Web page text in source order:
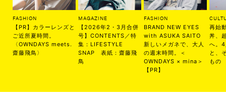
FASHION
【PR】カラーレンズと
ご近所夏時間。
〈OWNDAYS meets.
齋藤飛鳥〉
MAGAZINE
【2026年2・3月合併
号】CONTENTS／特
集：LIFESTYLE
SNAP 表紙：齋藤飛
鳥
FASHION
BRAND NEW EYES
with ASUKA SAITO
新しいメガネで、大人
の週末時間。＜
OWNDAYS × mina＞
【PR】
再始
丼、
へ。
と、
もの